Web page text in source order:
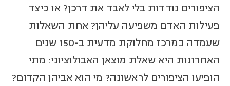
הציפורים נודדות בלי לאבד את דרכן? או כיצד
פעילות האדם משפיעה עליהן? אחת השאלות
שעמדה במרכז מחלוקת מדעית ב-150 שנים
האחרונות היא שאלת מוצאן האבולוציוני: מתי
הופיעו הציפורים לראשונה? מי הוא אביהן הקדום?